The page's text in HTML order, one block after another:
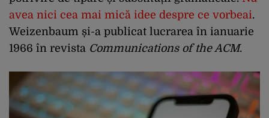
avea nici cea mai mică idee despre ce vorbeai.
Weizenbaum și-a publicat lucrarea în ianuarie
1966 în revista Communications of the ACM.